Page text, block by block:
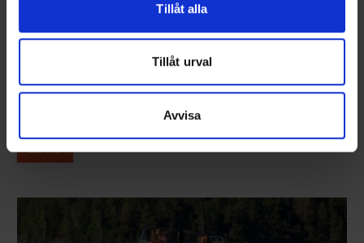
Tillåt alla
Tillåt urval
Avvisa
Terhi 480 Sport
480 Sport utstrålar en härlig retro-stämning fast med dagens
teknik och köregenskaper. Båtens strömlinjeformade låga
sandwichkonstruktion i kombination med en 60 hk:s utombordare
Läs mer